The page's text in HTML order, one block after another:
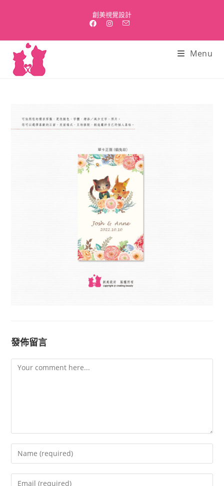
創美視覺設計
Menu
發佈留言
Comment
Enter
your
name
Enter